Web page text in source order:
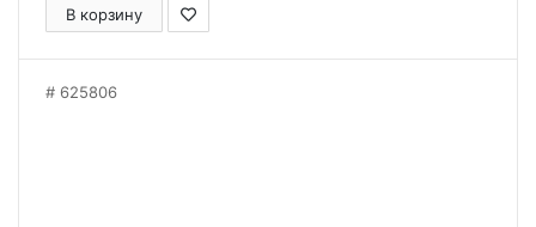
В корзину
625806